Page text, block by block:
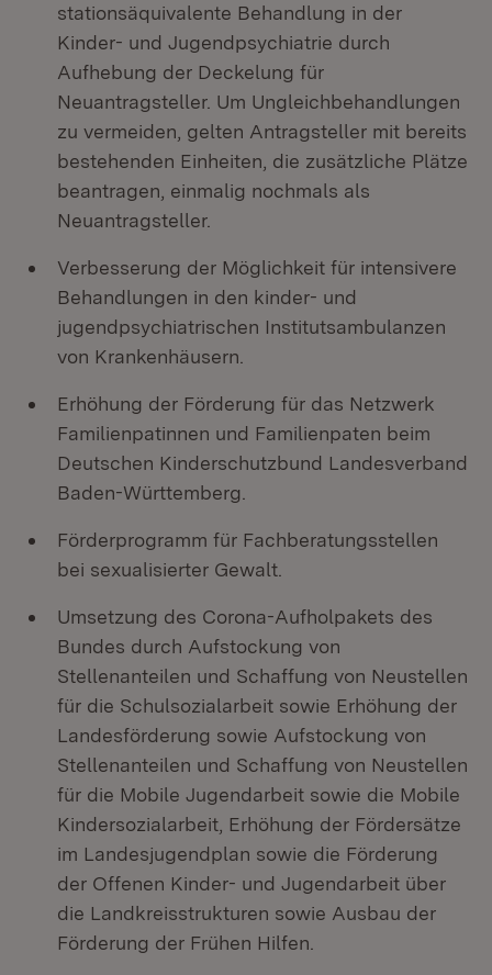
stationsäquivalente Behandlung in der
Kinder- und Jugendpsychiatrie durch
Aufhebung der Deckelung für
Neuantragsteller. Um Ungleichbehandlungen
zu vermeiden, gelten Antragsteller mit bereits
bestehenden Einheiten, die zusätzliche Plätze
beantragen, einmalig nochmals als
Neuantragsteller.
Verbesserung der Möglichkeit für intensivere
Behandlungen in den kinder- und
jugendpsychiatrischen Institutsambulanzen
von Krankenhäusern.
Erhöhung der Förderung für das Netzwerk
Familienpatinnen und Familienpaten beim
Deutschen Kinderschutzbund Landesverband
Baden-Württemberg.
Förderprogramm für Fachberatungsstellen
bei sexualisierter Gewalt.
Umsetzung des Corona-Aufholpakets des
Bundes durch Aufstockung von
Stellenanteilen und Schaffung von Neustellen
für die Schulsozialarbeit sowie Erhöhung der
Landesförderung sowie Aufstockung von
Stellenanteilen und Schaffung von Neustellen
für die Mobile Jugendarbeit sowie die Mobile
Kindersozialarbeit, Erhöhung der Fördersätze
im Landesjugendplan sowie die Förderung
der Offenen Kinder- und Jugendarbeit über
die Landkreisstrukturen sowie Ausbau der
Förderung der Frühen Hilfen.